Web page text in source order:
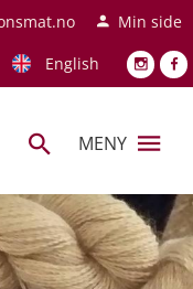
Min side
English
MENY